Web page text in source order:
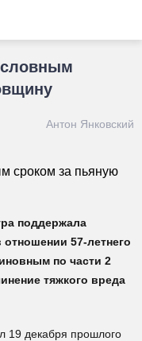
Антон Янковский
поддержала
57-летнего
по части 2
тяжкого вреда
19 декабря прошлого